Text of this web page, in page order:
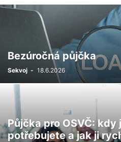
Bezúročná půjčka
Sekvoj - 18.6.2026
Půjčka pro OSVČ: kdy
potřebujete a jak ji